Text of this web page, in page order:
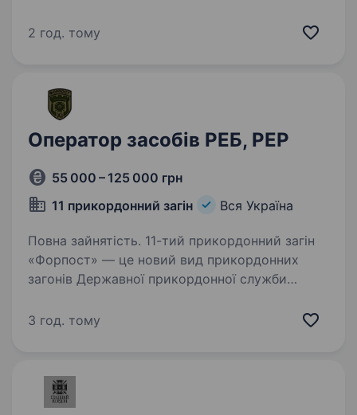
розвитку освіти та інклюзії, а також допомоги
2 год. тому
Оператор засобів РЕБ, РЕР
55 000 – 125 000 грн
11 прикордонний загін
Вся Україна
Повна зайнятість. 11-тий прикордонний загін
«Форпост» — це новий вид прикордонних
загонів Державної прикордонної служби
організаційним підходом та функціональним
3 год. тому